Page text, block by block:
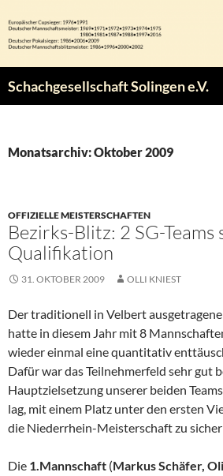
Inhalt
springen
Schachgesellschaft Solingen e.V.
Monatsarchiv: Oktober 2009
OFFIZIELLE MEISTERSCHAFTEN
Bezirks-Blitz: 2 SG-Teams
Qualifikation
31. OKTOBER 2009 OLLI KNIEST
Der traditionell in Velbert
hatte in diesem Jahr mit 8
wieder einmal eine quantitativ
Dafür war das Teilnehmerfeld sehr gut
Hauptzielsetzung unserer beiden
lag, mit einem Platz unter den ersten
die Niederrhein-Meisterschaft zu
Die 1.Mannschaft (Markus Schäfer,